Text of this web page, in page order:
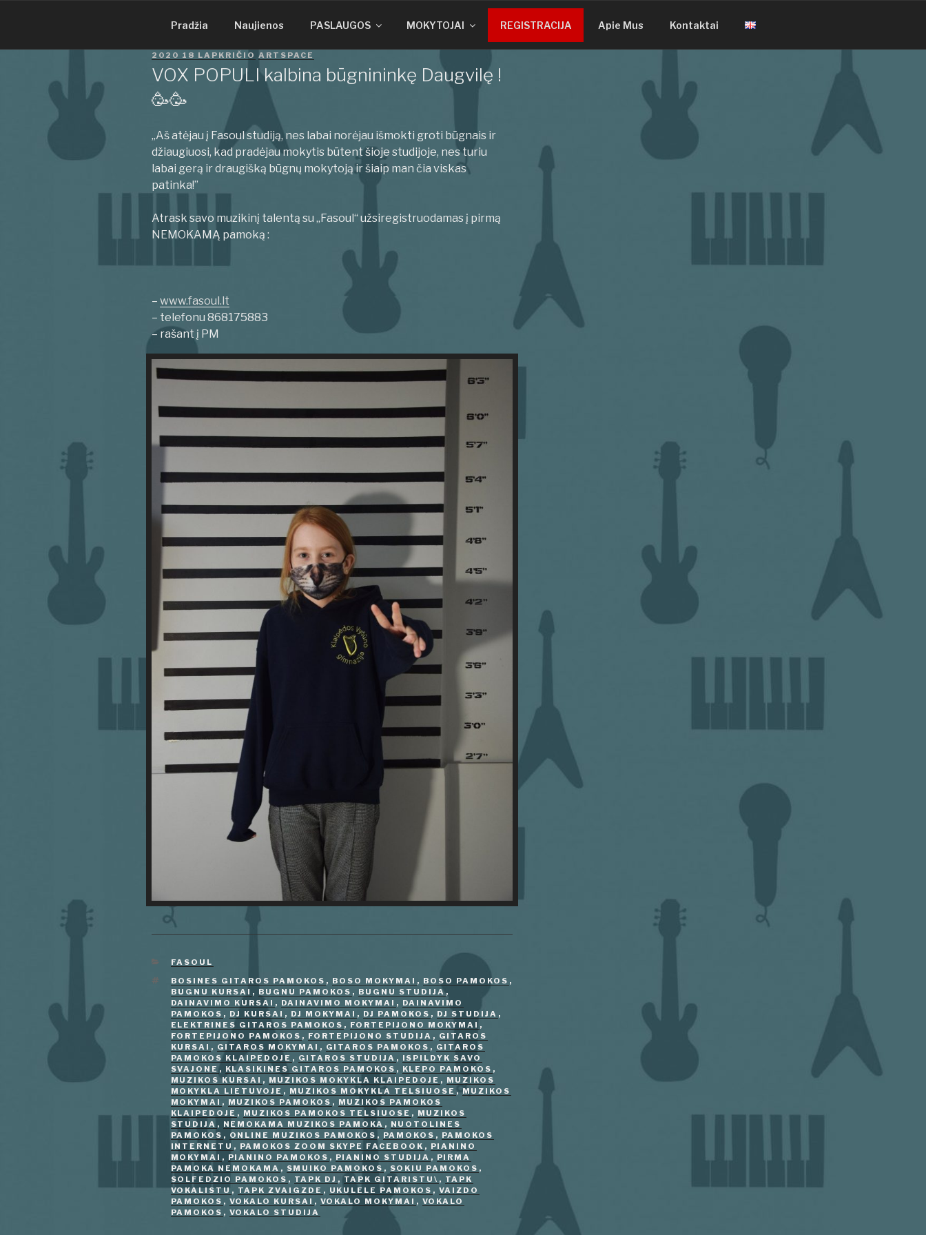
Pradžia Naujienos PASLAUGOS MOKYTOJAI REGISTRACIJA Apie Mus Kontaktai
PASKELBTA
2020 18 LAPKRIČIO ARTSPACE
VOX POPULI kalbina būgnininkę Daugvilę !
🥳🥳
„Aš atėjau į Fasoul studiją, nes labai norėjau išmokti groti būgnais ir
džiaugiuosi, kad pradėjau mokytis būtent šioje studijoje, nes turiu
labai gerą ir draugišką būgnų mokytoją ir šiaip man čia viskas
patinka!”
Atrask savo muzikinį talentą su „Fasoul“ užsiregistruodamas į pirmą
NEMOKAMĄ pamoką :
– www.fasoul.lt
– telefonu 868175883
– rašant į PM
KATEGORIJOS
FASOUL
ŽYMOS
BOSINES GITAROS PAMOKOS , BOSO MOKYMAI , BOSO PAMOKOS ,
BUGNU KURSAI , BUGNU PAMOKOS , BUGNU STUDIJA,
DAINAVIMO KURSAI , DAINAVIMO MOKYMAI , DAINAVIMO
PAMOKOS , DJ KURSAI , DJ MOKYMAI , DJ PAMOKOS , DJ STUDIJA ,
ELEKTRINES GITAROS PAMOKOS , FORTEPIJONO MOKYMAI ,
FORTEPIJONO PAMOKOS , FORTEPIJONO STUDIJA , GITAROS
KURSAI , GITAROS MOKYMAI , GITAROS PAMOKOS , GITAROS
PAMOKOS KLAIPEDOJE , GITAROS STUDIJA , ISPILDYK SAVO
SVAJONE , KLASIKINES GITAROS PAMOKOS , KLEPO PAMOKOS ,
MUZIKOS KURSAI , MUZIKOS MOKYKLA KLAIPEDOJE , MUZIKOS
MOKYKLA LIETUVOJE , MUZIKOS MOKYKLA TELSIUOSE ,MUZIKOS
MOKYMAI , MUZIKOS PAMOKOS , MUZIKOS PAMOKOS
KLAIPEDOJE , MUZIKOS PAMOKOS TELSIUOSE , MUZIKOS
STUDIJA , NEMOKAMA MUZIKOS PAMOKA , NUOTOLINES
PAMOKOS , ONLINE MUZIKOS PAMOKOS , PAMOKOS , PAMOKOS
INTERNETU , PAMOKOS ZOOM SKYPE FACEBOOK , PIANINO
MOKYMAI , PIANINO PAMOKOS , PIANINO STUDIJA , PIRMA
PAMOKA NEMOKAMA , SMUIKO PAMOKOS , SOKIU PAMOKOS ,
SOLFEDZIO PAMOKOS , TAPK DJ , TAPK GITARISTU\ , TAPK
VOKALISTU , TAPK ZVAIGZDE , UKULELE PAMOKOS , VAIZDO
PAMOKOS , VOKALO KURSAI , VOKALO MOKYMAI , VOKALO
PAMOKOS , VOKALO STUDIJA